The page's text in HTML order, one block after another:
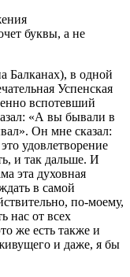
буквы, а не
Балканах), в одной
Успенская
вспотевший
«А вы бывали в
Он мне сказал:
удовлетворение
и так дальше. И
эта духовная
в самой
по-моему,
нас от всех
же есть также и
и даже, я бы